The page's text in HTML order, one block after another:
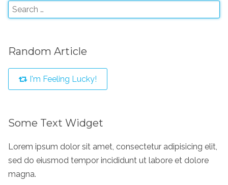
Random Article
I'm Feeling Lucky!
Some Text Widget
Lorem ipsum dolor sit amet, consectetur adipisicing elit,
sed do eiusmod tempor incididunt ut labore et dolore
magna.